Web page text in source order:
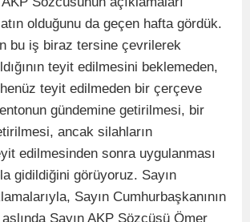
olduğunu da geçen hafta gördük.
bu iş biraz tersine çevrilerek
teyit edilmesini beklemeden,
teyit edilmeden bir çerçeve
gündemine getirilmesi, bir
ancak silahların
edilmesinden sonra uygulanması
gidildiğini görüyoruz. Sayın
Sayın Cumhurbaşkanının
Sayın AKP Sözcüsü Ömer